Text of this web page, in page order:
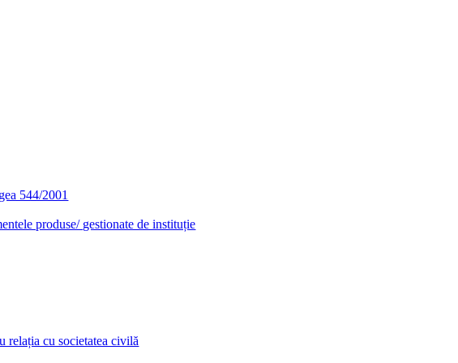
544/2001
produse/ gestionate de instituție
relația cu societatea civilă